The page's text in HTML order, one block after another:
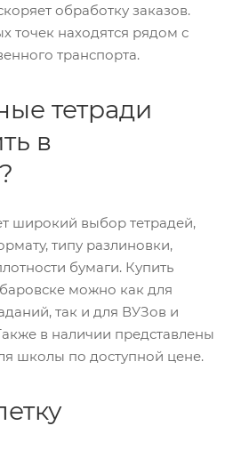
обработку заказов.
точек находятся рядом с
транспорта.
тетради
в
широкий выбор тетрадей,
типу разлиновки,
бумаги. Купить
можно как для
так и для ВУЗов и
в наличии представлены
школы по доступной цене.